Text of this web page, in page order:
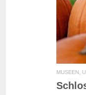
MUSEEN,